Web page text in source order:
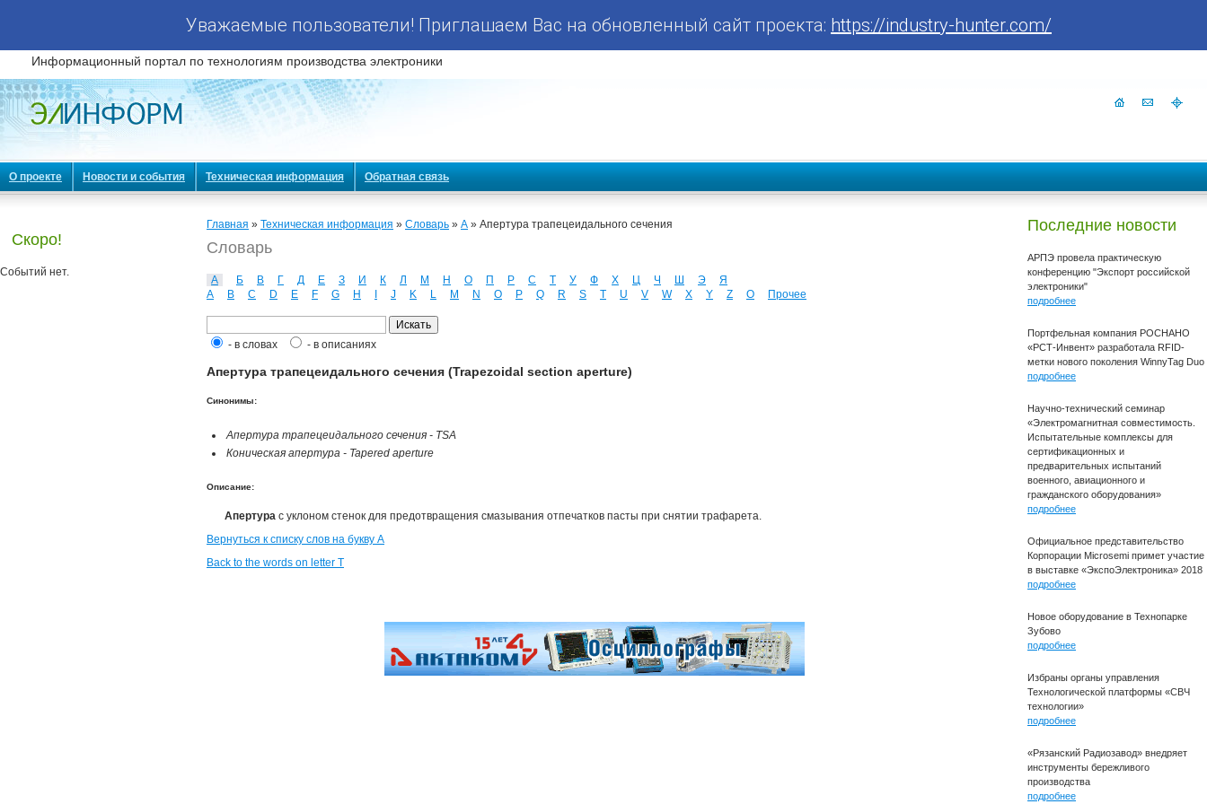
Уважаемые пользователи! Приглашаем Вас на обновленный сайт проекта: https://industry-hunter.com/
Информационный портал по технологиям производства электроники
О проекте Новости и события Техническая информация Обратная связь
Скоро!
Событий нет.
Главная » Техническая информация » Словарь » А » Апертура трапецеидального сечения
Словарь
А Б В Г Д Е З И К Л М Н О П Р С Т У Ф Х Ц Ч Ш Э
Я
A
B C D E F G H J K L M N O P Q R S T U V W X Y Z О Прочее
- в словах - в описаниях
Апертура трапецеидального сечения (Trapezoidal section aperture)
Синонимы:
Апертура трапецеидального сечения - TSA
Коническая апертура - Tapered aperture
Описание:
Апертура с уклоном стенок для предотвращения смазывания отпечатков пасты при снятии трафарета.
Вернуться к списку слов на букву А
Back to the words on letter T
Последние новости
АРПЭ провела практическую
конференцию "Экспорт российской
электроники"
подробнее
Портфельная компания РОСНАНО
«РСТ-Инвент» разработала RFID-
метки нового поколения WinnyTag Duo
подробнее
Научно-технический семинар
«Электромагнитная совместимость.
Испытательные комплексы для
сертификационных и
предварительных испытаний
военного, авиационного и
гражданского оборудования»
подробнее
Официальное представительство
Корпорации Microsemi примет участие
в выставке «ЭкспоЭлектроника» 2018
подробнее
Новое оборудование в Технопарке
Зубово
подробнее
Избраны органы управления
Технологической платформы «СВЧ
технологии»
подробнее
«Рязанский Радиозавод» внедряет
инструменты бережливого
производства
подробнее